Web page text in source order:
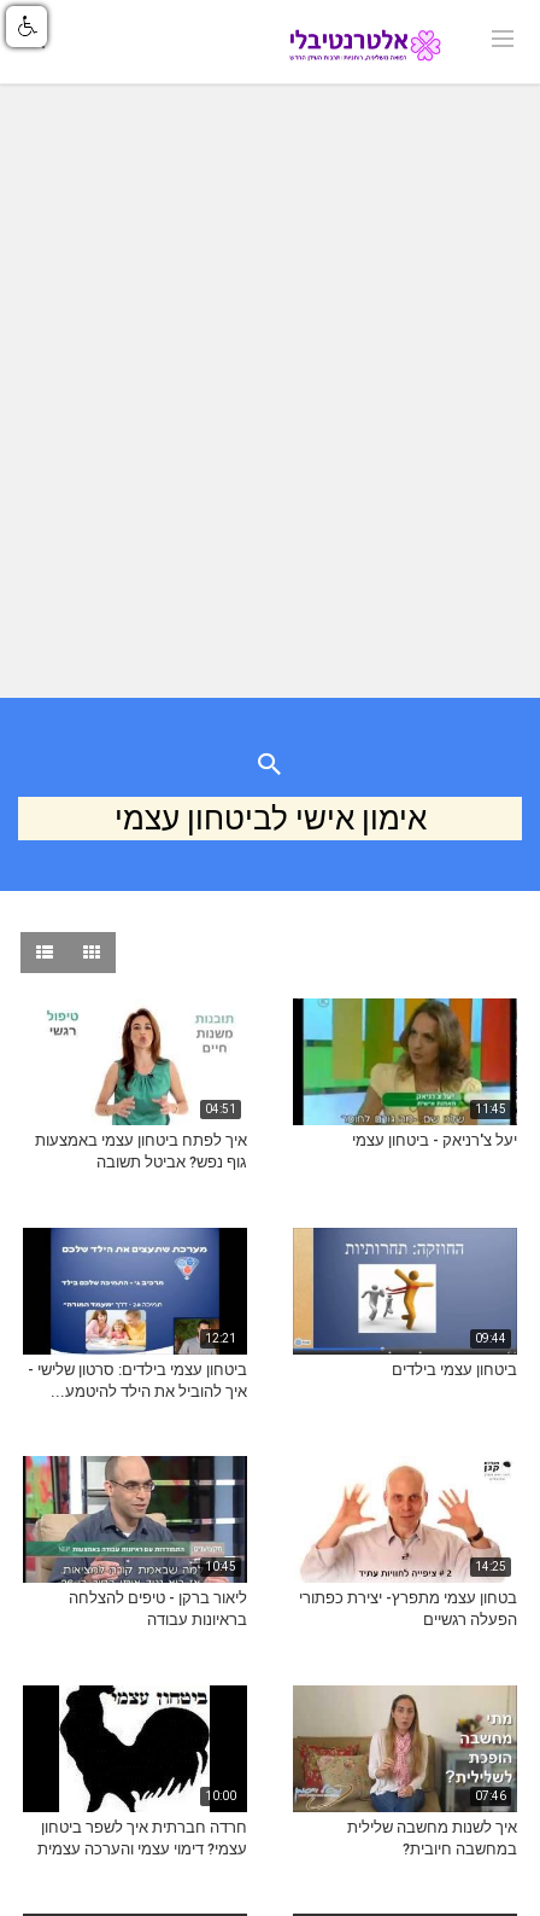
אימון אישי לביטחון עצמי
11:45
יעל צ'רניאק - ביטחון עצמי
04:51
איך לפתח ביטחון עצמי באמצעות
גוף נפש? אביטל תשובה
09:44
ביטחון עצמי בילדים
12:21
ביטחון עצמי בילדים: סרטון שלישי -
איך להוביל את הילד להיטמע...
14:25
בטחון עצמי מתפרץ- יצירת כפתורי
הפעלה רגשיים
10:45
ליאור ברקן - טיפים להצלחה
בראיונות עבודה
07:46
איך לשנות מחשבה שלילית
במחשבה חיובית?
10:00
חרדה חברתית איך לשפר ביטחון
עצמי? דימוי עצמי והערכה עצמית